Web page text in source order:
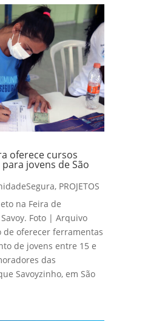
oferece cursos
jovens de São
, PROJETOS
na Feira de
Foto | Arquivo
de oferecer ferramentas
de jovens entre 15 e
das
Savoyzinho, em São